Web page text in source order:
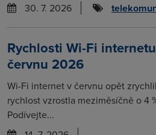
30. 7. 2026
Rychlosti Wi-Fi
červnu 2026
Wi-Fi internet v červnu opět
rychlost vzrostla meziměsíčně o 4
Podívejte...